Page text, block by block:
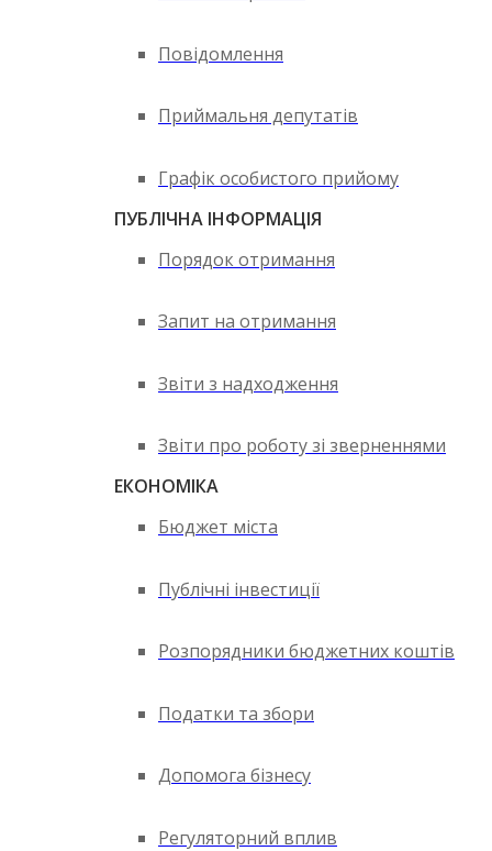
Повідомлення
Приймальня депутатів
Графік особистого прийому
ПУБЛІЧНА ІНФОРМАЦІЯ
Порядок отримання
Запит на отримання
Звіти з надходження
Звіти про роботу зі зверненнями
ЕКОНОМІКА
Бюджет міста
Публічні інвестиції
Розпорядники бюджетних коштів
Податки та збори
Допомога бізнесу
Регуляторний вплив